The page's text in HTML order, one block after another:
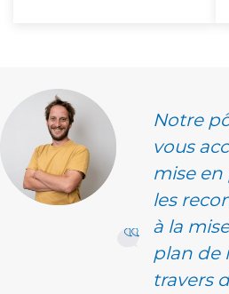
Notre
vous
mise en
les
à la
plan de
travers